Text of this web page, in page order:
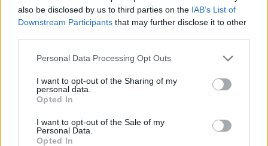
also be disclosed by us to third parties on the IAB’s List of
Downstream Participants that may further disclose it to other
Personal Data Processing Opt Outs
I want to opt-out of the Sharing of my
personal data.
Opted In
I want to opt-out of the Sale of my
Personal Data.
Opted In
sur le Web et les réseaux
sociaux: